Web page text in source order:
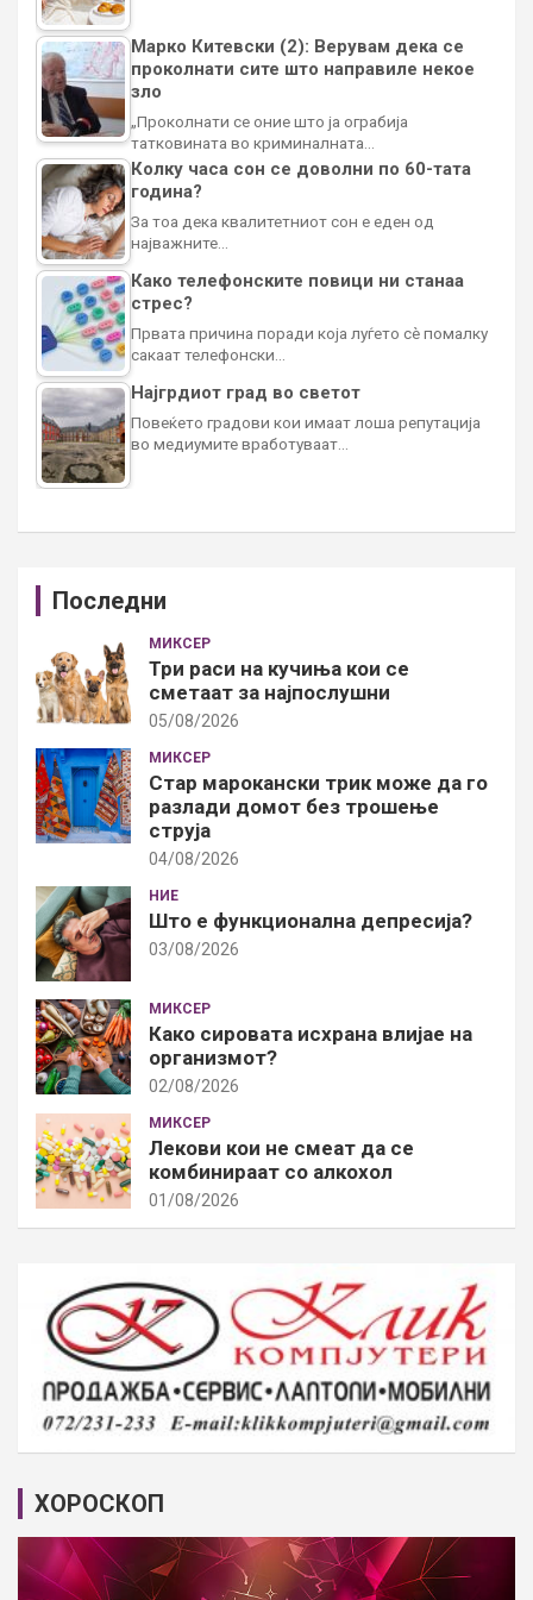
Марко Китевски (2): Верувам дека се
проколнати сите што направиле некое
зло
„Проколнати се оние што ја ограбија
татковината во криминалната…
Колку часа сон се доволни по 60-тата
година?
За тоа дека квалитетниот сон е еден од
најважните…
Како телефонските повици ни станаа
стрес?
Првата причина поради која луѓето сè помалку
сакаат телефонски…
Најгрдиот град во светот
Повеќето градови кои имаат лоша репутација
во медиумите вработуваат…
Последни
МИКСЕР
Три раси на кучиња кои се
сметаат за најпослушни
05/08/2026
МИКСЕР
Стар марокански трик може да го
разлади домот без трошење
струја
04/08/2026
НИЕ
Што е функционална депресија?
03/08/2026
МИКСЕР
Како сировата исхрана влијае на
организмот?
02/08/2026
МИКСЕР
Лекови кои не смеат да се
комбинираат со алкохол
01/08/2026
ХОРОСКОП